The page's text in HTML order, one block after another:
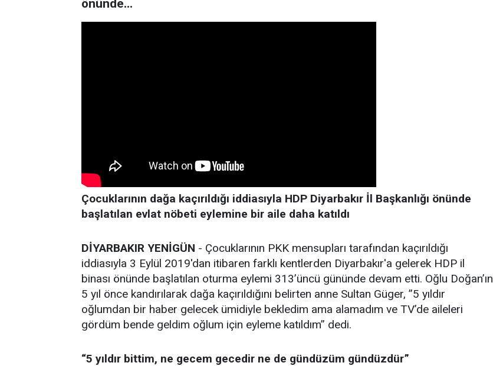
önünde...
Çocuklarının dağa kaçırıldığı iddiasıyla HDP Diyarbakır İl Başkanlığı önünde
başlatılan evlat nöbeti eylemine bir aile daha katıldı
DİYARBAKIR YENİGÜN - Çocuklarının PKK mensupları tarafından kaçırıldığı
iddiasıyla 3 Eylül 2019'dan itibaren farklı kentlerden Diyarbakır'a gelerek HDP il
binası önünde başlatılan oturma eylemi 313’üncü gününde devam etti. Oğlu Doğan’ın
5 yıl önce kandırılarak dağa kaçırıldığını belirten anne Sultan Güger, ”5 yıldır
oğlumdan bir haber gelecek ümidiyle bekledim ama alamadım ve TV’de aileleri
gördüm bende geldim oğlum için eyleme katıldım” dedi.
“5 yıldır bittim, ne gecem gecedir ne de gündüzüm gündüzdür”